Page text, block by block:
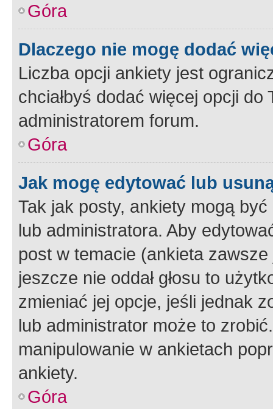
Góra
Dlaczego nie mogę dodać
Liczba opcji ankiety jest
chciałbyś dodać więcej opcji
administratorem forum.
Góra
Jak mogę edytować lub
Tak jak posty, ankiety mogą
lub administratora. Aby
post w temacie (ankieta
jeszcze nie oddał głosu to
zmieniać jej opcje, jeśli jednak
lub administrator może to
manipulowanie w ankietach
ankiety.
Góra